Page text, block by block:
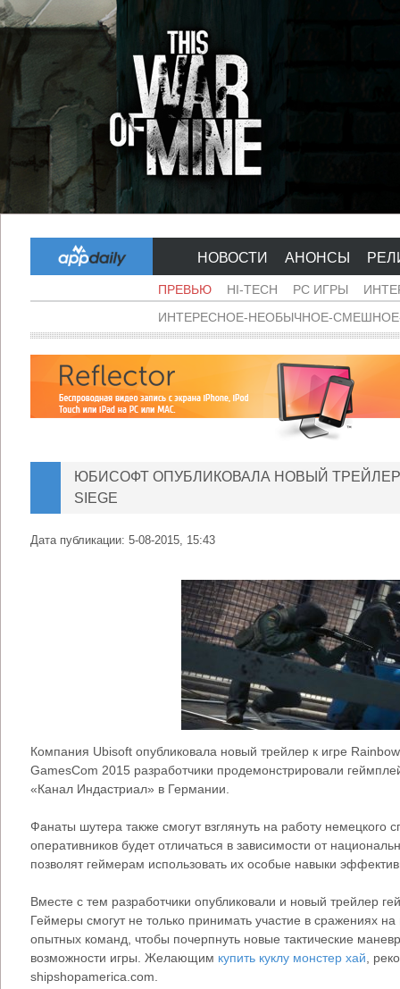
НОВОСТИ АНОНСЫ
ПРЕВЬЮ HI-TECH PC ИГРЫ
ИНТЕРЕСНОЕ-НЕОБЫЧНОЕ-
ЮБИСОФТ ОПУБЛИКОВАЛА НОВЫЙ ТРЕЙЛЕР К
SIEGE
Дата публикации: 5-08-2015, 15:43
Компания Ubisoft опубликовала новый трейлер к игре
GamesCom 2015 разработчики продемонстрировали
«Канал Индастриал» в Германии.
Фанаты шутера также смогут взглянуть на работу немецкого
оперативников будет отличаться в зависимости от
позволят геймерам использовать их особые навыки
Вместе с тем разработчики опубликовали и новый трейлер
Геймеры смогут не только принимать участие в сражениях
опытных команд, чтобы почерпнуть новые тактические
возможности игры. Желающим купить куклу монстер хай ,
shipshopamerica.com.